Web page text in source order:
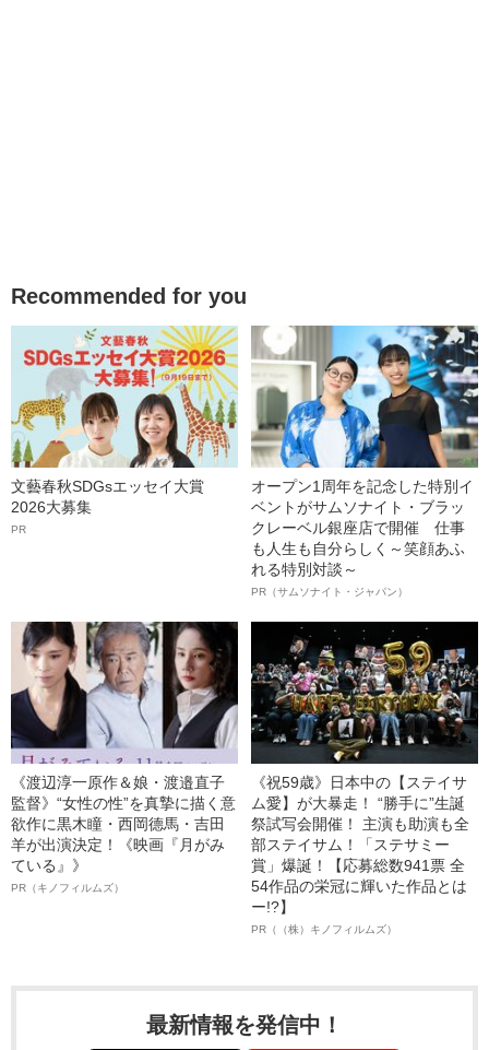
Recommended for you
文藝春秋SDGsエッセイ大賞
2026大募集
PR
オープン1周年を記念した特別イ
ベントがサムソナイト・ブラッ
クレーベル銀座店で開催 仕事
も人生も自分らしく～笑顔あふ
れる特別対談～
PR（サムソナイト・ジャパン）
《渡辺淳一原作＆娘・渡邉直子
監督》“女性の性”を真摯に描く意
欲作に黒木瞳・西岡德馬・吉田
羊が出演決定！《映画『月がみ
ている』》
PR（キノフィルムズ）
《祝59歳》日本中の【ステイサ
ム愛】が大暴走！ “勝手に”生誕
祭試写会開催！ 主演も助演も全
部ステイサム！「ステサミー
賞」爆誕！【応募総数941票 全
54作品の栄冠に輝いた作品とは
ー!?】
PR（（株）キノフィルムズ）
最新情報を発信中！